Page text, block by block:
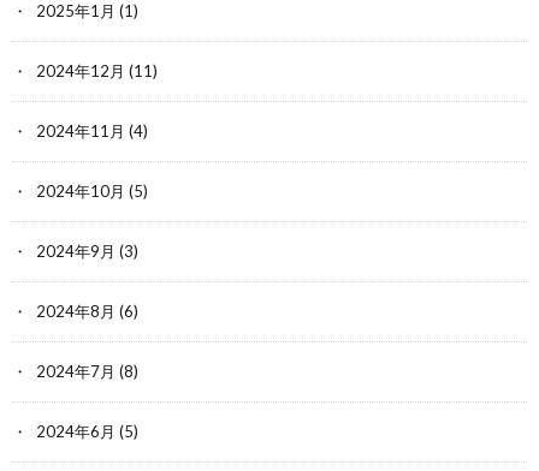
2025年1月 (1)
2024年12月 (11)
2024年11月 (4)
2024年10月 (5)
2024年9月 (3)
2024年8月 (6)
2024年7月 (8)
2024年6月 (5)